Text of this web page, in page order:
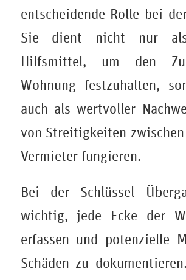
entscheidende Rolle bei
Sie dient nicht nur
Hilfsmittel, um den
Wohnung festzuhalten,
auch als wertvoller
von Streitigkeiten
Vermieter fungieren.
Bei der Schlüssel
wichtig, jede Ecke der
erfassen und potenzielle
Schäden zu